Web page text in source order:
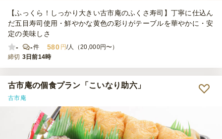
【ふっくら！しっかり大きい古市庵のふくさ寿司】丁寧に仕込ん
だ五目寿司使用・鮮やかな黄色の彩りがテーブルを華やかに・安
定の美味しさ
-
-件 580 円/人（20,000円〜）
締切 3日前14時
古市庵の個食プラン「こいなり助六」
古市庵